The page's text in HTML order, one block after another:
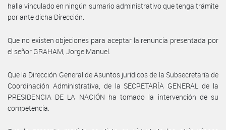
halla vinculado en ningún sumario administrativo que tenga trámite
por ante dicha Dirección.
Que no existen objeciones para aceptar la renuncia presentada por
el señor GRAHAM, Jorge Manuel.
Que la Dirección General de Asuntos jurídicos de la Subsecretaría de
Coordinación Administrativa, de la SECRETARÍA GENERAL de la
PRESIDENCIA DE LA NACIÓN ha tomado la intervención de su
competencia.